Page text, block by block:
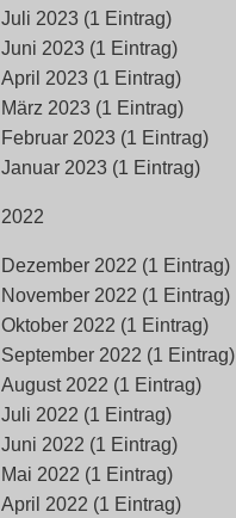
Juli 2023 (1 Eintrag)
Juni 2023 (1 Eintrag)
April 2023 (1 Eintrag)
März 2023 (1 Eintrag)
Februar 2023 (1 Eintrag)
Januar 2023 (1 Eintrag)
2022
Dezember 2022 (1 Eintrag)
November 2022 (1 Eintrag)
Oktober 2022 (1 Eintrag)
September 2022 (1 Eintrag)
August 2022 (1 Eintrag)
Juli 2022 (1 Eintrag)
Juni 2022 (1 Eintrag)
Mai 2022 (1 Eintrag)
April 2022 (1 Eintrag)